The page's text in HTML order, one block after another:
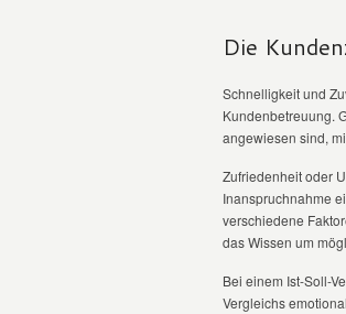
Die
Schnelligkeit und
Kundenbetreuung.
angewiesen sind,
Zufriedenheit oder
Inanspruchnahme
verschiedene
das Wissen um
Bei einem Ist-Soll-
Vergleichs